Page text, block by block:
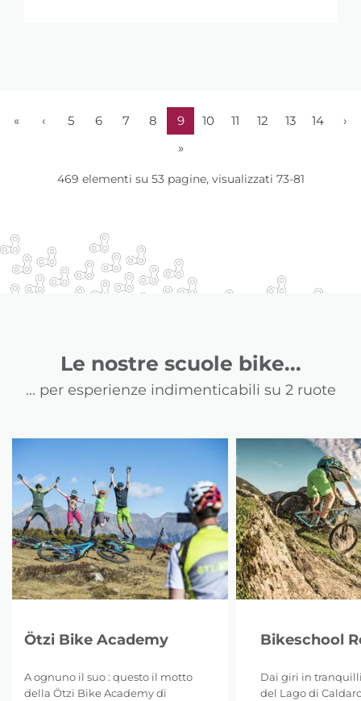
« ‹ 5 6 7 8 9 10 11 12 13 14
›
»
469 elementi su 53 pagine, visualizzati 73-81
Le nostre scuole bike...
... per esperienze indimenticabili su 2 ruote
Ötzi Bike Academy
A ognuno il suo : questo il motto
della Ötzi Bike Academy di
Bikeschool
Dai giri in
del Lago di